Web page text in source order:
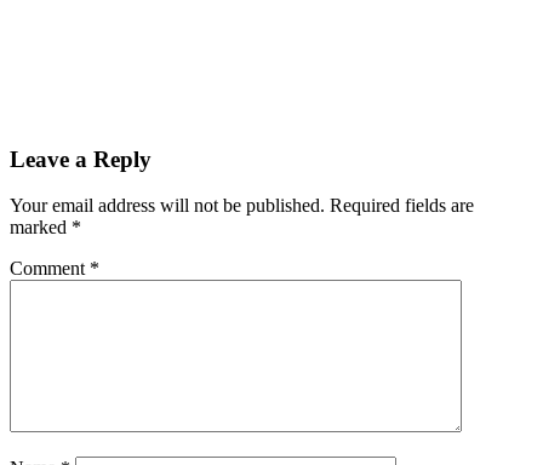
Leave a Reply
Your email address will not be published. Required fields are
marked *
Comment *